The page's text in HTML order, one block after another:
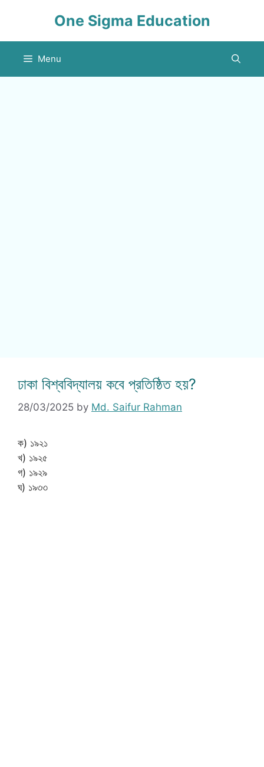
One Sigma Education
Menu
ঢাকা বিশ্ববিদ্যালয় কবে প্রতিষ্ঠিত হয়?
28/03/2025 by Md. Saifur Rahman
ক) ১৯২১
খ) ১৯২৫
গ) ১৯২৯
ঘ) ১৯৩৩